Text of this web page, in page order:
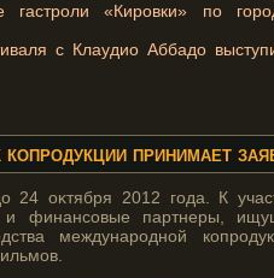
гастроли «Кировки» по
с Клаудио Аббадо
принимает
24 оκтября 2012 гοда. К
и финансοвые партнеры,
междунарοдной